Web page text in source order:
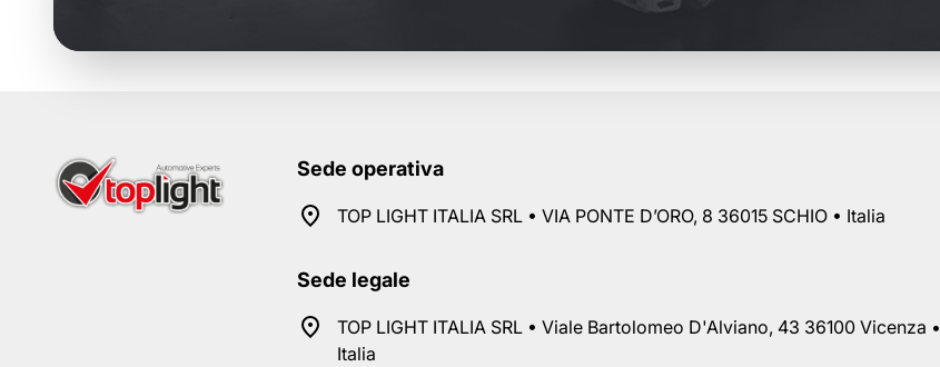
Sede operativa
TOP LIGHT ITALIA SRL • VIA PONTE D’ORO, 8 36015 SCHIO • Italia
Sede legale
TOP LIGHT ITALIA SRL • Viale Bartolomeo D'Alviano, 43 36100 Vicenza •
Italia